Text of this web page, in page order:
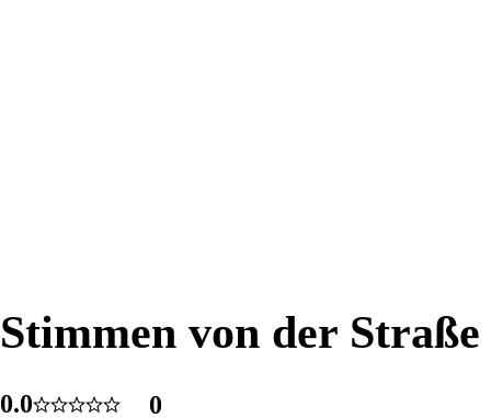
Stimmen von der Straße
Stimmen von der Straße
0.0
0
59